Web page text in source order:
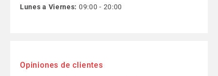
Lunes a Viernes: 09:00 - 20:00
Opiniones de clientes